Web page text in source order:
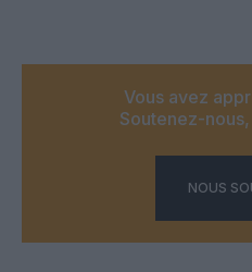
Vous avez
Soutenez-
NOUS